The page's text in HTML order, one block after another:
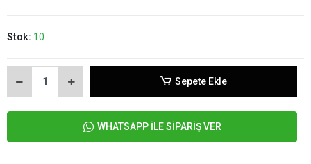
Stok: 10
Sepete Ekle
WHATSAPP İLE SİPARİŞ VER